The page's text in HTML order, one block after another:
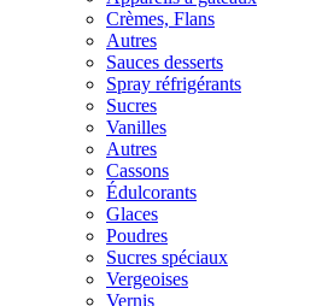
Crèmes, Flans
Autres
Sauces desserts
Spray réfrigérants
Sucres
Vanilles
Autres
Cassons
Édulcorants
Glaces
Poudres
Sucres spéciaux
Vergeoises
Vernis